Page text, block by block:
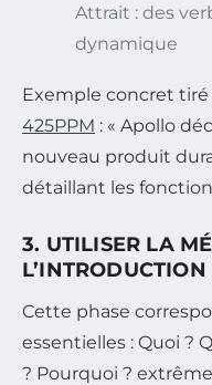
Attrait : des
dynamique
Exemple concret
425PPM : « Apollo
nouveau produit
détaillant les
3. UTILISER LA
L’INTRODUCTION
Cette phase
essentielles : Quoi ?
? Pourquoi ?